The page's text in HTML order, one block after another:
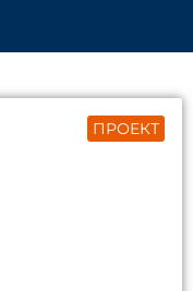
ПРОЕКТ